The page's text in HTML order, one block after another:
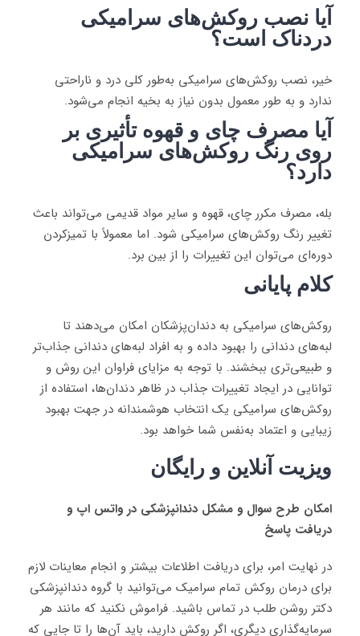
آیا نصب روکش‌های سرامیکی
دردناک است؟
خیر، نصب روکش‌های سرامیکی به‌طور کلی درد و ناراحتی
ندارد و به طور معمول بدون نیاز به بخیه‌ انجام می‌شود.
آیا مصرف چای و قهوه تأثیری بر
روی رنگ روکش‌های سرامیکی
دارد؟
بله، مصرف مکرر چای، قهوه و سایر مواد قدیمی می‌تواند باعث
تغییر رنگ روکش‌های سرامیکی شود. اما معمولاً با تمیزکردن
دوره‌ای می‌توان این تغییرات را از بین برد.
کلام پایانی
روکش‌های سرامیکی به دندان‌پزشکان امکان می‌دهند تا
لبه‌های دندانی را بهبود داده و به افراد لبه‌های دندانی جذاب‌تر
و طبیعی‌تری ببخشند. با توجه به مزایای فراوان این روش و
توانایی در ایجاد تغییرات جذاب در ظاهر دندان‌ها، استفاده از
روکش‌های سرامیکی یک انتخاب هوشمندانه در جهت بهبود
زیبایی و اعتماد به‌نفس شما خواهد بود.
ویزیت آنلاین و رایگان
امکان طرح سوال و مشکل دندانپزشکی در واتس اپ و
دریافت پاسخ
در نهایت امر، برای دریافت اطلاعات بیشتر و انجام معاینات لازم
برای درمان روکش تمام سرامیک می‌توانید با گروه دندانپزشکی
دکتر روشن طلب در تماس باشید. فراموش نکنید که مانند هر
سرمایه‌گذاری دیگری، اگر روکش‌ دارید، باید آن‌ها را تا جایی که